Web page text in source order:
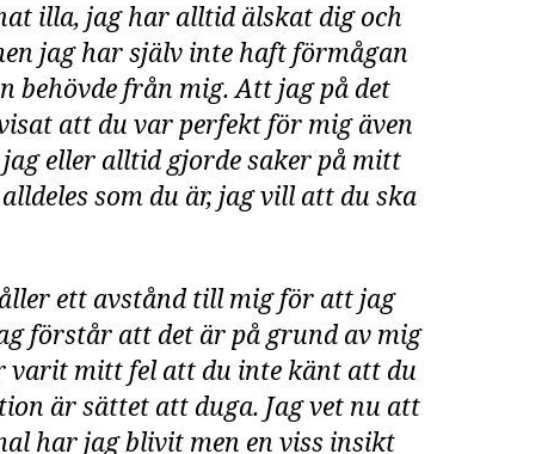
illa, jag har alltid älskat dig och
jag har själv inte haft förmågan
behövde från mig. Att jag på det
att du var perfekt för mig även
eller alltid gjorde saker på mitt
som du är, jag vill att du ska
ett avstånd till mig för att jag
förstår att det är på grund av mig
varit mitt fel att du inte känt att du
är sättet att duga. Jag vet nu att
har jag blivit men en viss insikt